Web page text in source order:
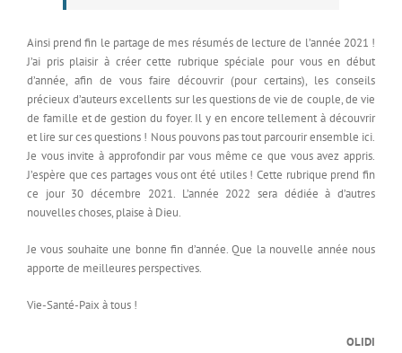
Ainsi prend fin le partage de mes résumés de lecture de l’année 2021 !
J’ai pris plaisir à créer cette rubrique spéciale pour vous en début
d’année, afin de vous faire découvrir (pour certains), les conseils
précieux d’auteurs excellents sur les questions de vie de couple, de vie
de famille et de gestion du foyer. Il y en encore tellement à découvrir
et lire sur ces questions ! Nous pouvons pas tout parcourir ensemble ici.
Je vous invite à approfondir par vous même ce que vous avez appris.
J’espère que ces partages vous ont été utiles ! Cette rubrique prend fin
ce jour 30 décembre 2021. L’année 2022 sera dédiée à d’autres
nouvelles choses, plaise à Dieu.
Je vous souhaite une bonne fin d’année. Que la nouvelle année nous
apporte de meilleures perspectives.
Vie-Santé-Paix à tous !
OLIDI